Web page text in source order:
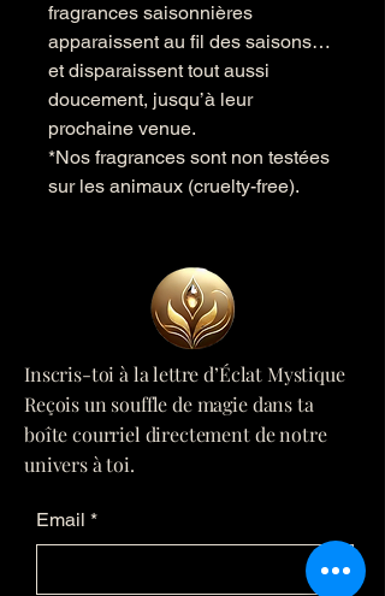
fragrances saisonnières
apparaissent au fil des saisons…
et disparaissent tout aussi
doucement, jusqu’à leur
prochaine venue.
*Nos fragrances sont non testées
sur les animaux (cruelty-free).
Inscris-toi à la lettre d’Éclat Mystique
Reçois un souffle de magie dans ta
boîte courriel directement de notre
univers à toi.
Email *